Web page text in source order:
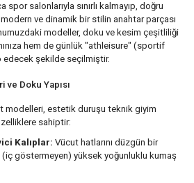
spor salonlarıyla sınırlı kalmayıp, doğru
ve dinamik bir stilin anahtar parçası
modeller, doku ve kesim çeşitliliği
hem de günlük "athleisure" (sportif
edecek şekilde seçilmiştir.
ve Doku Yapısı
modelleri, estetik duruşu teknik giyim
sahiptir:
Kalıplar: Vücut hatlarını düzgün bir
göstermeyen) yüksek yoğunluklu kumaş